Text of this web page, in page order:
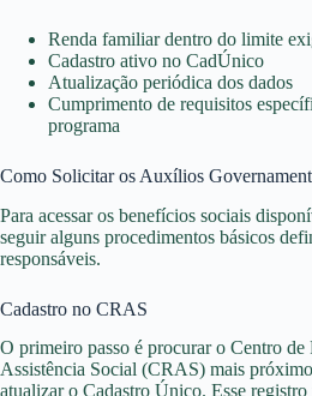
Renda familiar dentro do limite
Cadastro ativo no CadÚnico
Atualização periódica dos dados
Cumprimento de requisitos
programa
Como Solicitar os Auxílios
Para acessar os benefícios sociais
seguir alguns procedimentos básicos
responsáveis.
Cadastro no CRAS
O primeiro passo é procurar o Centro de
Assistência Social (CRAS) mais
atualizar o Cadastro Único. Esse